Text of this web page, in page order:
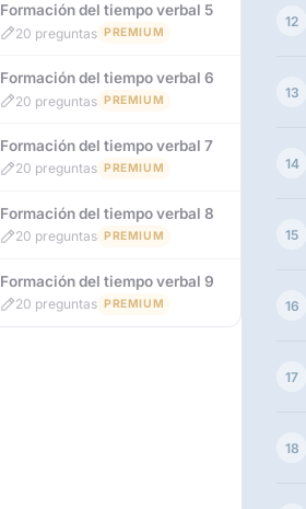
Formación del tiempo verbal 5
20 preguntas PREMIUM
Formación del tiempo verbal 6
20 preguntas PREMIUM
Formación del tiempo verbal 7
20 preguntas PREMIUM
Formación del tiempo verbal 8
20 preguntas PREMIUM
Formación del tiempo verbal 9
20 preguntas PREMIUM
12
13
14
15
16
17
18